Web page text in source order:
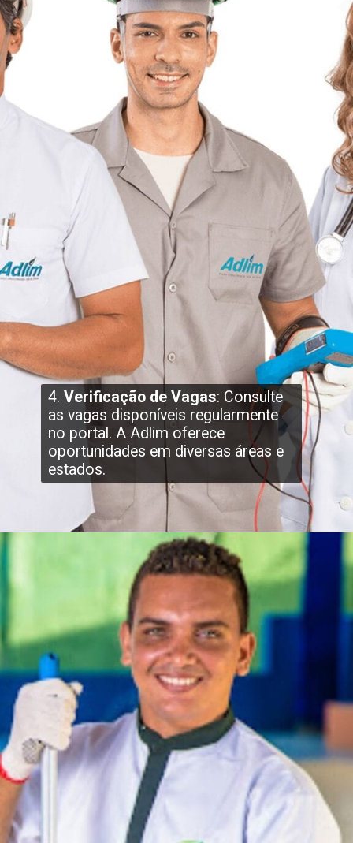
4. Verificação de Vagas: Consulte
as vagas disponíveis regularmente
no portal. A Adlim oferece
oportunidades em diversas áreas e
estados.